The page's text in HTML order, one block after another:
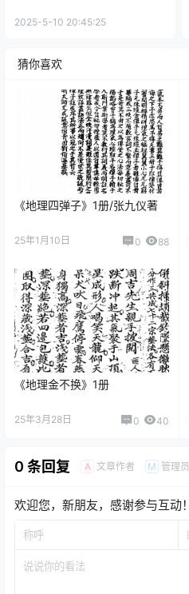
2025-5-10 20:45:25
猜你喜欢
《地理四弹子》1册/张九仪著
25年1月10日 0 88
《地理金不换》1册
25年3月28日 0 40
0 条回复 A 文章作者 M 管理员
欢迎您，新朋友，感谢参与互动！